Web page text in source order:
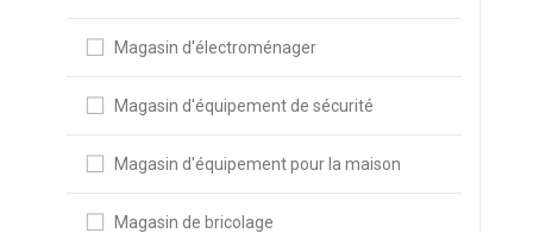
Magasin d'électroménager
Magasin d'équipement de sécurité
Magasin d'équipement pour la maison
Magasin de bricolage